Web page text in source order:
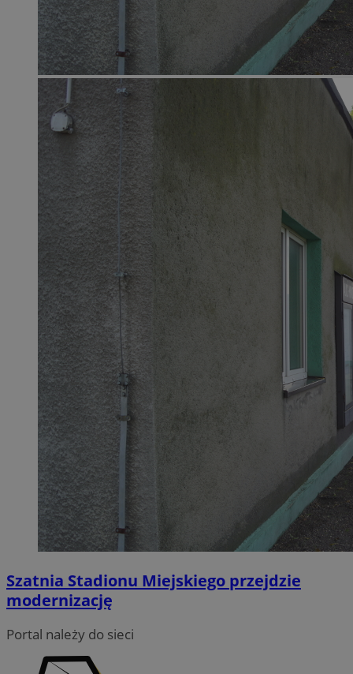
Szatnia Stadionu Miejskiego przejdzie
modernizację
Portal należy do sieci